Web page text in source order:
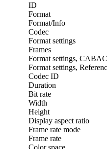
ID :
Format :
Format/Info :
Codec
Format settings
Frames
Format settings,
Format settings,
Codec ID :
Duration : 2
Bit rate :
Width : 1
Height :
Display aspect
Frame rate
Frame rate :
Color space